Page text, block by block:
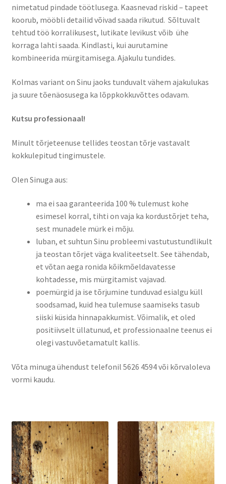
nimetatud pindade töötlusega. Kaasnevad riskid – tapeet
koorub, mööbli detailid võivad saada rikutud. Sõltuvalt
tehtud töö korralikusest, lutikate levikust võib ühe
korraga lahti saada. Kindlasti, kui aurutamine
kombineerida mürgitamisega. Ajakulu tundides.
Kolmas variant on Sinu jaoks tunduvalt vähem ajakulukas
ja suure tõenäosusega ka lõppkokkuvõttes odavam.
Kutsu professionaal!
Minult tõrjeteenuse tellides teostan tõrje vastavalt
kokkulepitud tingimustele.
Olen Sinuga aus:
ma ei saa garanteerida 100 % tulemust kohe
esimesel korral, tihti on vaja ka kordustõrjet teha,
sest munadele mürk ei mõju.
luban, et suhtun Sinu probleemi vastutustundlikult
ja teostan tõrjet väga kvaliteetselt. See tähendab,
et võtan aega ronida kõikmõeldavatesse
kohtadesse, mis mürgitamist vajavad.
poemürgid ja ise tõrjumine tunduvad esialgu küll
soodsamad, kuid hea tulemuse saamiseks tasub
siiski küsida hinnapakkumist. Võimalik, et oled
positiivselt üllatunud, et professionaalne teenus ei
olegi vastuvõetamatult kallis.
Võta minuga ühendust telefonil 5626 4594 või kõrvaloleva
vormi kaudu.